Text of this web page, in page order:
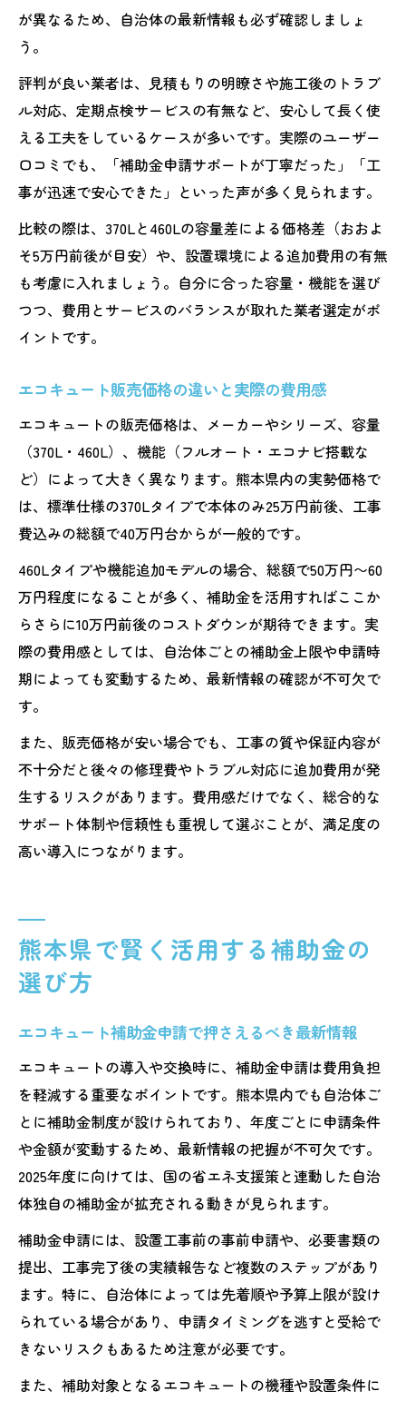
が異なるため、自治体の最新情報も必ず確認しましょ
う。
評判が良い業者は、見積もりの明瞭さや施工後のトラブ
ル対応、定期点検サービスの有無など、安心して長く使
える工夫をしているケースが多いです。実際のユーザー
口コミでも、「補助金申請サポートが丁寧だった」「工
事が迅速で安心できた」といった声が多く見られます。
比較の際は、370Lと460Lの容量差による価格差（おおよ
そ5万円前後が目安）や、設置環境による追加費用の有無
も考慮に入れましょう。自分に合った容量・機能を選び
つつ、費用とサービスのバランスが取れた業者選定がポ
イントです。
エコキュート販売価格の違いと実際の費用感
エコキュートの販売価格は、メーカーやシリーズ、容量
（370L・460L）、機能（フルオート・エコナビ搭載な
ど）によって大きく異なります。熊本県内の実勢価格で
は、標準仕様の370Lタイプで本体のみ25万円前後、工事
費込みの総額で40万円台からが一般的です。
460Lタイプや機能追加モデルの場合、総額で50万円〜60
万円程度になることが多く、補助金を活用すればここか
らさらに10万円前後のコストダウンが期待できます。実
際の費用感としては、自治体ごとの補助金上限や申請時
期によっても変動するため、最新情報の確認が不可欠で
す。
また、販売価格が安い場合でも、工事の質や保証内容が
不十分だと後々の修理費やトラブル対応に追加費用が発
生するリスクがあります。費用感だけでなく、総合的な
サポート体制や信頼性も重視して選ぶことが、満足度の
高い導入につながります。
熊本県で賢く活用する補助金の
選び方
エコキュート補助金申請で押さえるべき最新情報
エコキュートの導入や交換時に、補助金申請は費用負担
を軽減する重要なポイントです。熊本県内でも自治体ご
とに補助金制度が設けられており、年度ごとに申請条件
や金額が変動するため、最新情報の把握が不可欠です。
2025年度に向けては、国の省エネ支援策と連動した自治
体独自の補助金が拡充される動きが見られます。
補助金申請には、設置工事前の事前申請や、必要書類の
提出、工事完了後の実績報告など複数のステップがあり
ます。特に、自治体によっては先着順や予算上限が設け
られている場合があり、申請タイミングを逃すと受給で
きないリスクもあるため注意が必要です。
また、補助対象となるエコキュートの機種や設置条件に